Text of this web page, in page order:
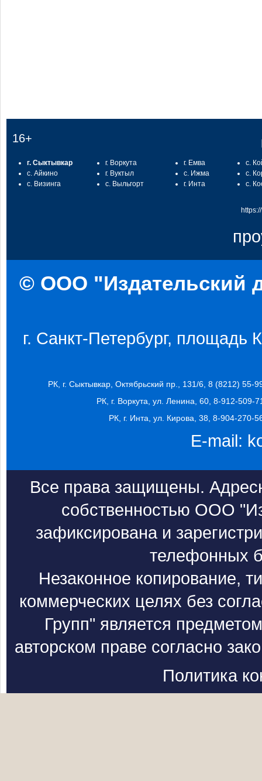
16+
г. Сыктывкар
с. Айкино
с. Визинга
г. Воркута
г. Вуктыл
с. Выльгорт
г. Емва
с. Ижма
г. Инта
с.
с.
с.
© ООО "Издательский
г. Санкт-Петербург, площадь
РК, г. Сыктывкар, Октябрьский пр., 131/6, 8 (8212) 55-
РК, г. Воркута, ул. Ленина, 60, 8-912-509-
РК, г. Инта, ул. Кирова, 38, 8-904-270-
E-mail:
Все права защищены.
собственностью ООО
зафиксирована и
телефонных
Незаконное копирование,
коммерческих целях без
Групп" является
авторском праве согласно
Политика